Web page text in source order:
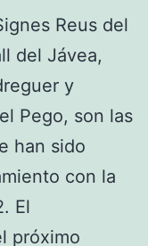
Reus del
del Jávea,
y
Pego, son las
han sido
con la
El
próximo